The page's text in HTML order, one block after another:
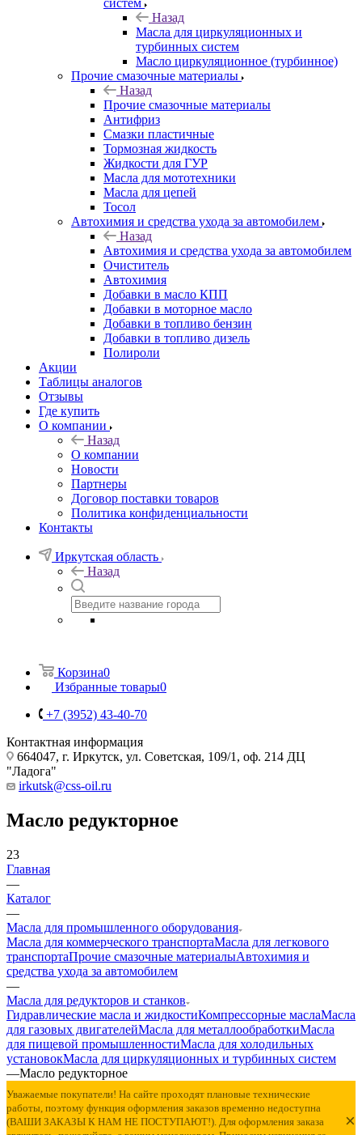
систем
Назад
Масла для циркуляционных и
турбинных систем
Масло циркуляционное (турбинное)
Прочие смазочные материалы
Назад
Прочие смазочные материалы
Антифриз
Смазки пластичные
Тормозная жидкость
Жидкости для ГУР
Масла для мототехники
Масла для цепей
Тосол
Автохимия и средства ухода за автомобилем
Назад
Автохимия и средства ухода за автомобилем
Очиститель
Автохимия
Добавки в масло КПП
Добавки в моторное масло
Добавки в топливо бензин
Добавки в топливо дизель
Полироли
Акции
Таблицы аналогов
Отзывы
Где купить
О компании
Назад
О компании
Новости
Партнеры
Договор поставки товаров
Политика конфиденциальности
Контакты
Иркутская область
Назад
Корзина0
Избранные товары0
+7 (3952) 43-40-70
Контактная информация
664047, г. Иркутск, ул. Советская, 109/1, оф. 214 ДЦ
"Ладога"
irkutsk@css-oil.ru
Масло редукторное
23
Главная
—
Каталог
—
Масла для промышленного оборудования
Масла для коммерческого транспортаМасла для легкового
транспортаПрочие смазочные материалыАвтохимия и
средства ухода за автомобилем
—
Масла для редукторов и станков
Гидравлические масла и жидкостиКомпрессорные маслаМасла
для газовых двигателейМасла для металлообработкиМасла
для пищевой промышленностиМасла для холодильных
установокМасла для циркуляционных и турбинных систем
—Масло редукторное
Уважаемые покупатели! На сайте проходят плановые технические
работы, поэтому функция оформления заказов временно недоступна
(ВАШИ ЗАКАЗЫ К НАМ НЕ ПОСТУПАЮТ!). Для оформления заказа
×